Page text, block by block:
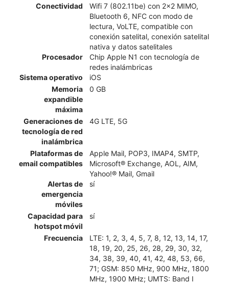
Conectividad
Wifi 7 (802.11be) con 2x2 MIMO,
Bluetooth 6, NFC con modo de
lectura, VoLTE, compatible con
conexión satelital, conexión satelital
nativa y datos satelitales
Procesador
Chip Apple N1 con tecnología de
redes inalámbricas
Sistema operativo
iOS
Memoria
expandible
máxima
0 GB
Generaciones de
tecnología de red
inalámbrica
4G LTE, 5G
Plataformas de
email compatibles
Apple Mail, POP3, IMAP4, SMTP,
Microsoft® Exchange, AOL, AIM,
Yahoo!® Mail, Gmail
Alertas de
emergencia
móviles
sí
Capacidad para
hotspot móvil
sí
Frecuencia
LTE: 1, 2, 3, 4, 5, 7, 8, 12, 13, 14, 17,
18, 19, 20, 25, 26, 28, 29, 30, 32,
34, 38, 39, 40, 41, 42, 48, 53, 66,
71; GSM: 850 MHz, 900 MHz, 1800
MHz, 1900 MHz; UMTS: Band I